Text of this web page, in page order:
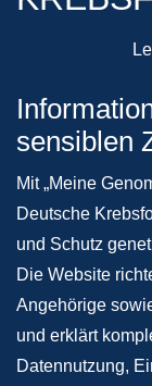
sensiblen
Mit „Meine
Deutsche
und Schutz
Die Website
Angehörige
und erklärt
Datennutzung,